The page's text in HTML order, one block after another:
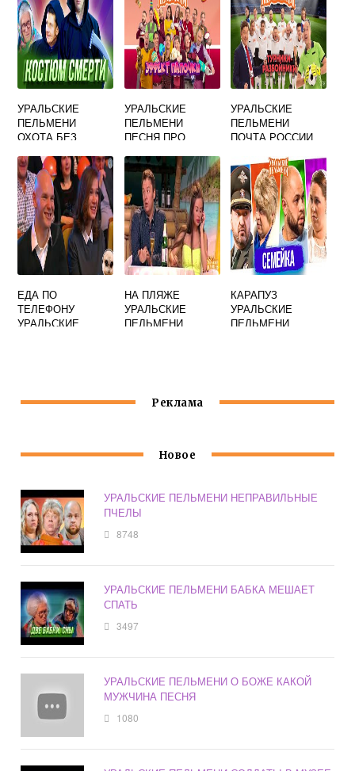
УРАЛЬСКИЕ
ПЕЛЬМЕНИ
ОХОТА БЕЗ
УРАЛЬСКИЕ
ПЕЛЬМЕНИ
ПЕСНЯ ПРО
УРАЛЬСКИЕ
ПЕЛЬМЕНИ
ПОЧТА РОССИИ
ЕДА ПО
ТЕЛЕФОНУ
УРАЛЬСКИЕ
НА ПЛЯЖЕ
УРАЛЬСКИЕ
ПЕЛЬМЕНИ
КАРАПУЗ
УРАЛЬСКИЕ
ПЕЛЬМЕНИ
Реклама
Новое
УРАЛЬСКИЕ ПЕЛЬМЕНИ НЕПРАВИЛЬНЫЕ
ПЧЕЛЫ
8748
УРАЛЬСКИЕ ПЕЛЬМЕНИ БАБКА МЕШАЕТ
СПАТЬ
3497
УРАЛЬСКИЕ ПЕЛЬМЕНИ О БОЖЕ КАКОЙ
МУЖЧИНА ПЕСНЯ
1080